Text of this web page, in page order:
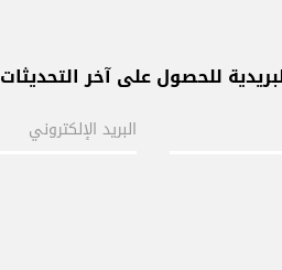
للحصول على آخر التحديثات